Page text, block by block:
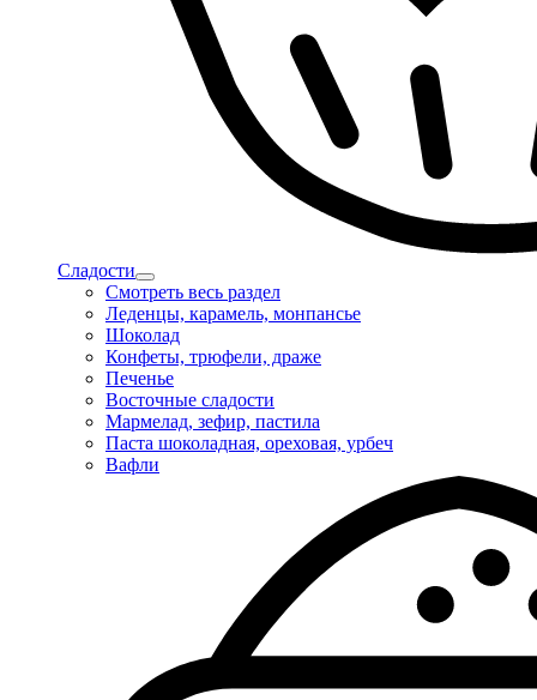
Сладости
Смотреть весь раздел
Леденцы, карамель, монпансье
Шоколад
Конфеты, трюфели, драже
Печенье
Восточные сладости
Мармелад, зефир, пастила
Паста шоколадная, ореховая, урбеч
Вафли